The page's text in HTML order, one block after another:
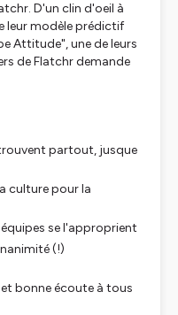
D'un clin d'oeil à
leur modèle prédictif
Attitude", une de leurs
de Flatchr demande
partout, jusque
culture pour la
se l'approprient
(!)
bonne écoute à tous